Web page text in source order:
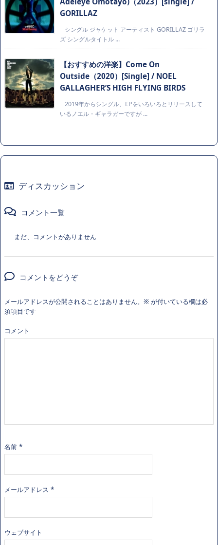
GORILLAZ
シングル ジャケット アーティスト GORILLAZ ゴリラ
ズ シングルタイトル ...
【おすすめの洋楽】Come On
Outside（2020）[Single] / NOEL
GALLAGHER’S HIGH FLYING BIRDS
2019年からシングル、EPをいろいろとリリースして
いるノエル・ギャラガーですが ...
ディスカッション
コメント一覧
まだ、コメントがありません
コメントをどうぞ
メールアドレスが公開されることはありません。 ※ が付いている欄は必
須項目です
コメント
名前 *
メールアドレス *
ウェブサイト